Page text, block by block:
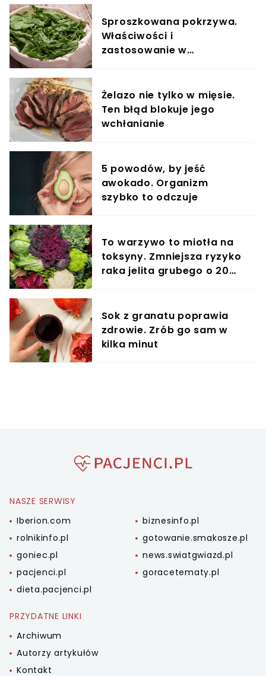
Sproszkowana pokrzywa.
Właściwości i
zastosowanie w
Żelazo nie tylko w mięsie.
Ten błąd blokuje jego
wchłanianie
5 powodów, by jeść
awokado. Organizm
szybko to odczuje
To warzywo to miotła na
toksyny. Zmniejsza ryzyko
raka jelita grubego o 20
Sok z granatu poprawia
zdrowie. Zrób go sam w
kilka minut
NASZE SERWISY
Iberion.com
biznesinfo.pl
rolnikinfo.pl
gotowanie.smakosze.pl
goniec.pl
news.swiatgwiazd.pl
pacjenci.pl
goracetematy.pl
dieta.pacjenci.pl
PRZYDATNE LINKI
Archiwum
Autorzy artykułów
Kontakt